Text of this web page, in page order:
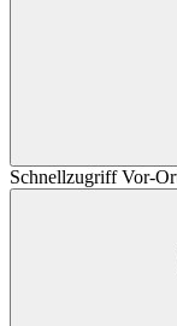
Schnellzugriff Vor-